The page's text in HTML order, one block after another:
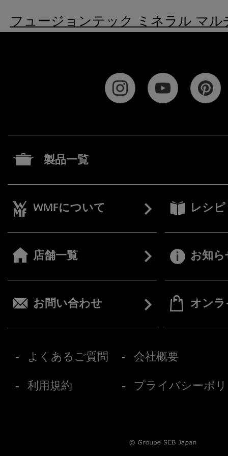
フュージョンテック ミネラル マル
製品一覧
WMFについて レシピ
店舗一覧 お知ら
お問い合わせ オン
よくあるご質問 会社概要
利用規約 プライバシーポ